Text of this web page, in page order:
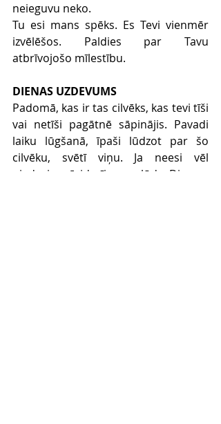
neieguvu neko.
Tu esi mans spēks. Es Tevi vienmēr
izvēlēšos. Paldies par Tavu
atbrīvojošo mīlestību.
DIENAS UZDEVUMS
Padomā, kas ir tas cilvēks, kas tevi tīši
vai netīši pagātnē sāpinājis. Pavadi
laiku lūgšanā, īpaši lūdzot par šo
cilvēku, svētī viņu. Ja neesi vēl
piedevis pāridarījumu, lūdz Dievam